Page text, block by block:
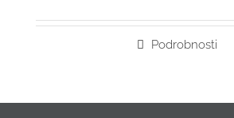
Podrobnosti